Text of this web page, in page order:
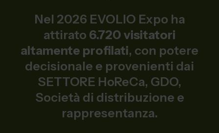
Nel 2026 EVOLIO Expo ha
attirato 6.720 visitatori
altamente profilati, con potere
decisionale e provenienti dai
SETTORE HoReCa, GDO,
Società di distribuzione e
rappresentanza.